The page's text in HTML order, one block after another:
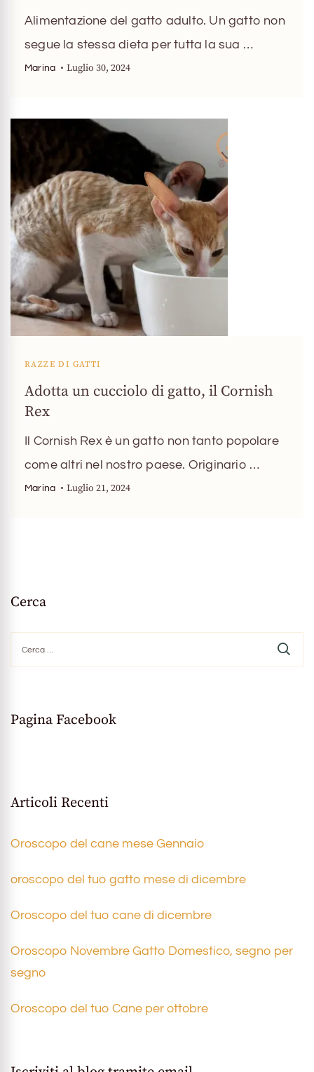
Alimentazione del gatto adulto. Un gatto non
segue la stessa dieta per tutta la sua …
Marina Luglio 30, 2024
RAZZE DI GATTI
Adotta un cucciolo di gatto, il Cornish
Rex
Il Cornish Rex è un gatto non tanto popolare
come altri nel nostro paese. Originario …
Marina Luglio 21, 2024
Cerca
per:
Pagina Facebook
Articoli Recenti
Oroscopo del cane mese Gennaio
oroscopo del tuo gatto mese di dicembre
Oroscopo del tuo cane di dicembre
Oroscopo Novembre Gatto Domestico, segno per
segno
Oroscopo del tuo Cane per ottobre